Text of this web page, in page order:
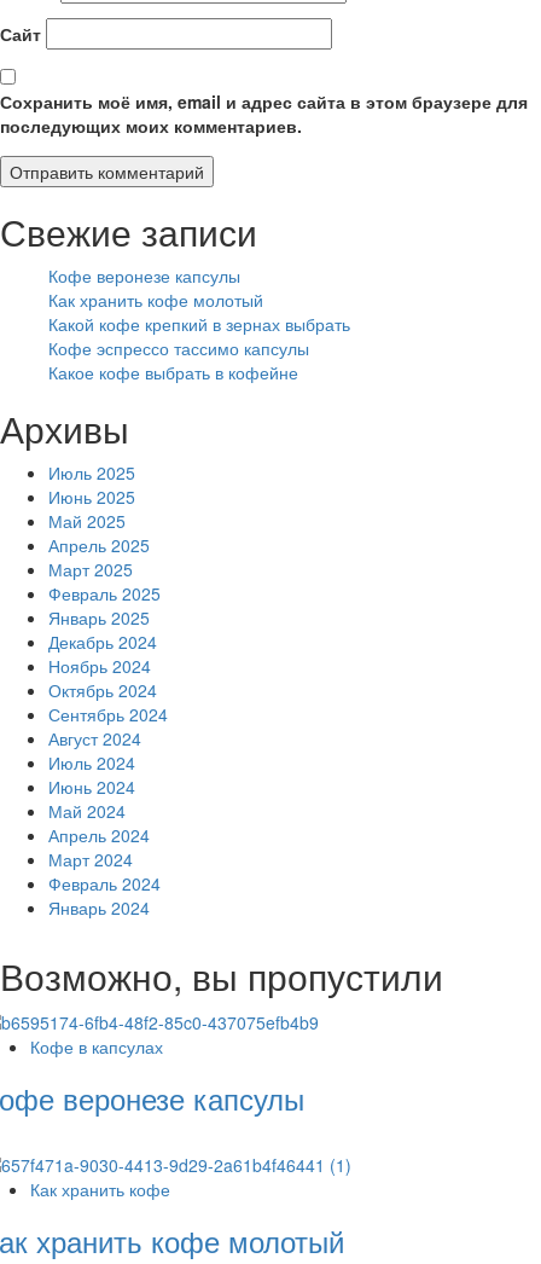
Сайт
Сохранить моё имя, email и адрес сайта в этом браузере для
последующих моих комментариев.
Свежие записи
Кофе веронезе капсулы
Как хранить кофе молотый
Какой кофе крепкий в зернах выбрать
Кофе эспрессо тассимо капсулы
Какое кофе выбрать в кофейне
Архивы
Июль 2025
Июнь 2025
Май 2025
Апрель 2025
Март 2025
Февраль 2025
Январь 2025
Декабрь 2024
Ноябрь 2024
Октябрь 2024
Сентябрь 2024
Август 2024
Июль 2024
Июнь 2024
Май 2024
Апрель 2024
Март 2024
Февраль 2024
Январь 2024
Возможно, вы пропустили
Кофе в капсулах
веронезе капсулы
Как хранить кофе
хранить кофе молотый